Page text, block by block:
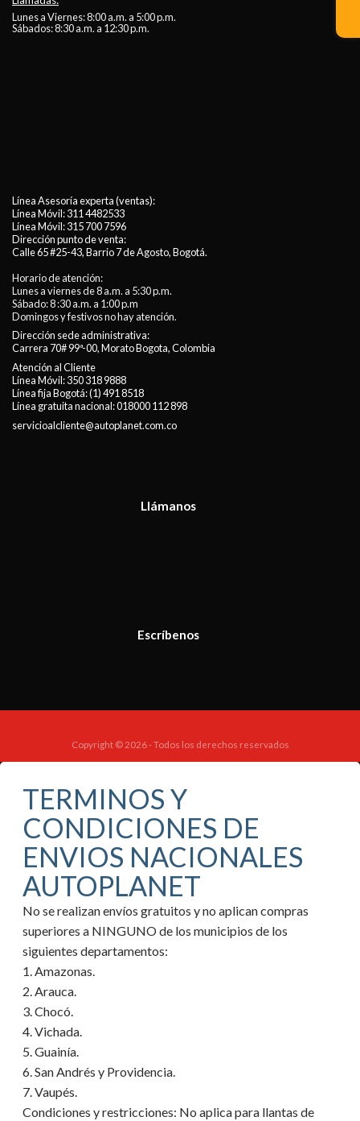
Lunes a Viernes: 8:00 a.m. a 5:00 p.m.
Sábados: 8:30 a.m. a 12:30 p.m.
Línea Asesoría experta (ventas):
Línea Móvil:311 4482533
Línea Móvil:315 700 7596
Dirección punto de venta:
Calle 65 #25-43, Barrio 7 de Agosto, Bogotá.
Horario de atención:
Lunes a viernes de 8 a.m. a 5:30 p.m.
Sábado: 8 :30 a.m. a 1:00 p.m
Domingos y festivos no hay atención.
Dirección sede administrativa:
Carrera 70# 99ª-00, Morato Bogota, Colombia
Atención al Cliente
Línea Móvil:350 318 9888
Línea fija Bogotá:(1) 491 8518
Línea gratuita nacional:018000 112 898
servicioalcliente@autoplanet.com.co
Llámanos
Escríbenos
Copyright © 2026 - Todos los derechos reservados
TERMINOS Y
CONDICIONES DE
ENVIOS NACIONALES
AUTOPLANET
No se realizan envíos gratuitos y no aplican compras
superiores a NINGUNO de los municipios de los
siguientes departamentos:
1. Amazonas.
2. Arauca.
3. Chocó.
4. Vichada.
5. Guainía.
6. San Andrés y Providencia.
7. Vaupés.
Condiciones y restricciones: No aplica para llantas de